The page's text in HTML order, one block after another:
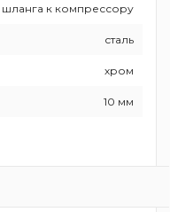
к компрессору
сталь
хром
10 мм